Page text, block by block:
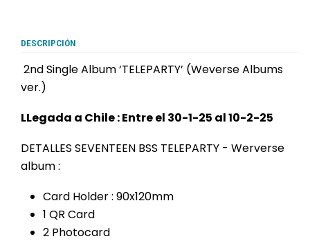
DESCRIPCIÓN
2nd Single Album ‘TELEPARTY’ (Weverse Albums
ver.)
LLegada a Chile : Entre el 30-1-25 al 10-2-25
DETALLES SEVENTEEN BSS TELEPARTY - Werverse
album :
Card Holder : 90x120mm
1 QR Card
2 Photocard